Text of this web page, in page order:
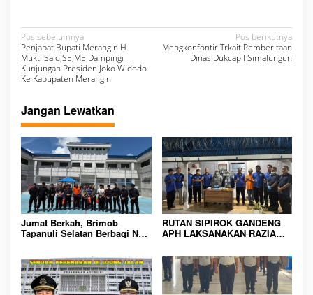
N
a
v
i
g
a
s
i
p
o
s
Pos sebelumnya
Penjabat Bupati Merangin H.
Mukti Said,SE,ME Dampingi
Kunjungan Presiden Joko Widodo
Ke Kabupaten Merangin
Pos berikutnya
Mengkonfontir Trkait Pemberitaan
Dinas Dukcapil Simalungun
Jangan Lewatkan
Jumat Berkah, Brimob
Tapanuli Selatan Berbagi Nasi
Rutan Kelas IIB Sipirok
RUTAN SIPIROK GANDENG
APH LAKSANAKAN RAZIA
KOMITMEN CIPTAKAN
LINGKUNGAN
PEMASYARAKATAN YANG
AMAN